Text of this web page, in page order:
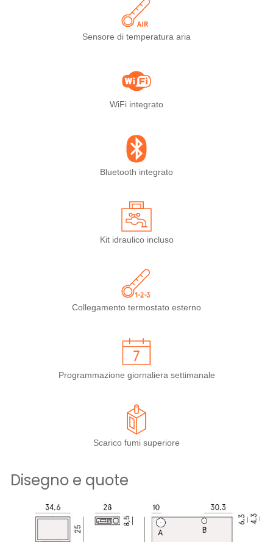
Sensore di temperatura aria
WiFi integrato
Bluetooth integrato
Kit idraulico incluso
Collegamento termostato esterno
Programmazione giornaliera settimanale
Scarico fumi superiore
Disegno e quote